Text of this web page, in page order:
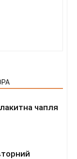
чапля